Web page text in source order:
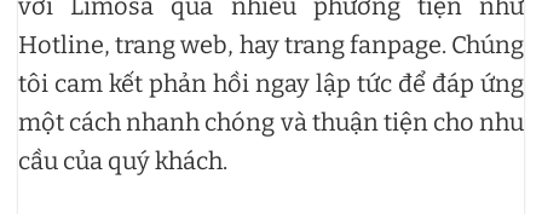
với Limosa qua nhiều phương tiện như
Hotline, trang web, hay trang fanpage. Chúng
tôi cam kết phản hồi ngay lập tức để đáp ứng
một cách nhanh chóng và thuận tiện cho nhu
cầu của quý khách.